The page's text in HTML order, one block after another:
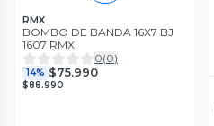
RMX
BOMBO DE BANDA 16X7 BJ
1607 RMX
0(0)
14% $75.990
$88.990